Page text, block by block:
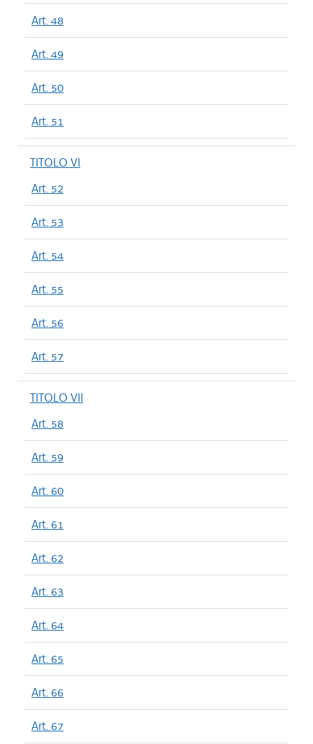
Art. 48
Art. 49
Art. 50
Art. 51
TITOLO VI
Art. 52
Art. 53
Art. 54
Art. 55
Art. 56
Art. 57
TITOLO VII
Art. 58
Art. 59
Art. 60
Art. 61
Art. 62
Art. 63
Art. 64
Art. 65
Art. 66
Art. 67